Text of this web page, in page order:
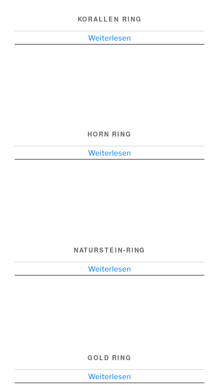
KORALLEN RING
Weiterlesen
HORN RING
Weiterlesen
NATURSTEIN-RING
Weiterlesen
GOLD RING
Weiterlesen